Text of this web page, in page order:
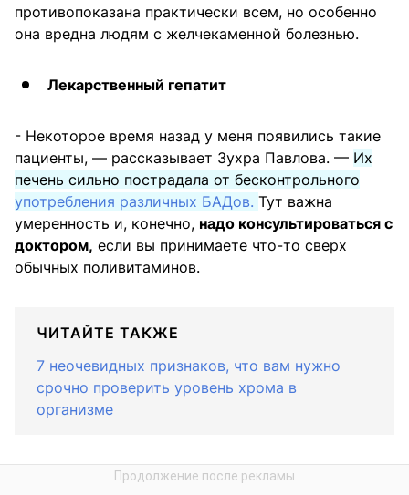
противопоказана практически всем, но особенно
она вредна людям с желчекаменной болезнью.
Лекарственный гепатит
- Некоторое время назад у меня появились такие
пациенты, — рассказывает Зухра Павлова. — Их
печень сильно пострадала от бесконтрольного
употребления различных БАДов. Тут важна
умеренность и, конечно, надо консультироваться с
доктором, если вы принимаете что-то сверх
обычных поливитаминов.
ЧИТАЙТЕ ТАКЖЕ
7 неочевидных признаков, что вам нужно
срочно проверить уровень хрома в
организме